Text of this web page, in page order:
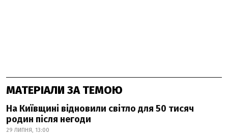
МАТЕРІАЛИ ЗА ТЕМОЮ
На Київщині відновили світло для 50 тисяч
родин після негоди
29 ЛИПНЯ, 13:00